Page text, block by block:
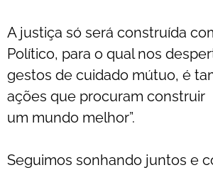
A justiça só será construída
Político, para o qual nos
gestos de cuidado mútuo, é
ações que procuram construir
um mundo melhor”.
Seguimos sonhando juntos e